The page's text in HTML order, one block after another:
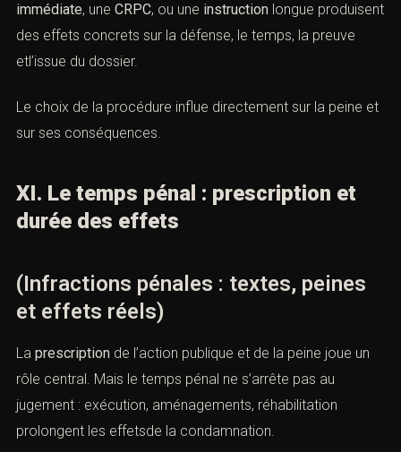
immédiate, une CRPC, ou une instruction longue produisent
des effets concrets sur la défense, le temps, la preuve
etl’issue du dossier.
Le choix de la procédure influe directement sur la peine et
sur ses conséquences.
XI. Le temps pénal : prescription et
durée des effets
(Infractions pénales : textes, peines
et effets réels)
La prescription de l’action publique et de la peine joue un
rôle central. Mais le temps pénal ne s’arrête pas au
jugement : exécution, aménagements, réhabilitation
prolongent les effetsde la condamnation.